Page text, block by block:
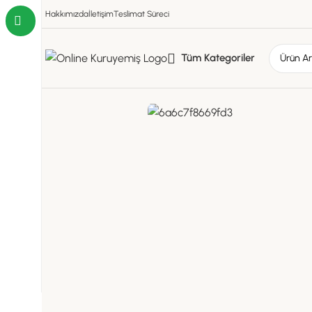
HakkımızdaİletişimTeslimat Süreci
Tüm Kategoriler